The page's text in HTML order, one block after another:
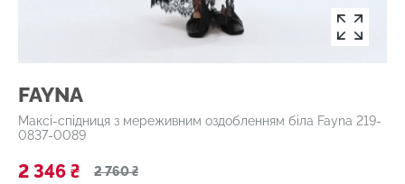
FAYNA
Максі-спідниця з мереживним оздобленням біла Fayna 219-
0837-0089
2 346 ₴ 2 760 ₴